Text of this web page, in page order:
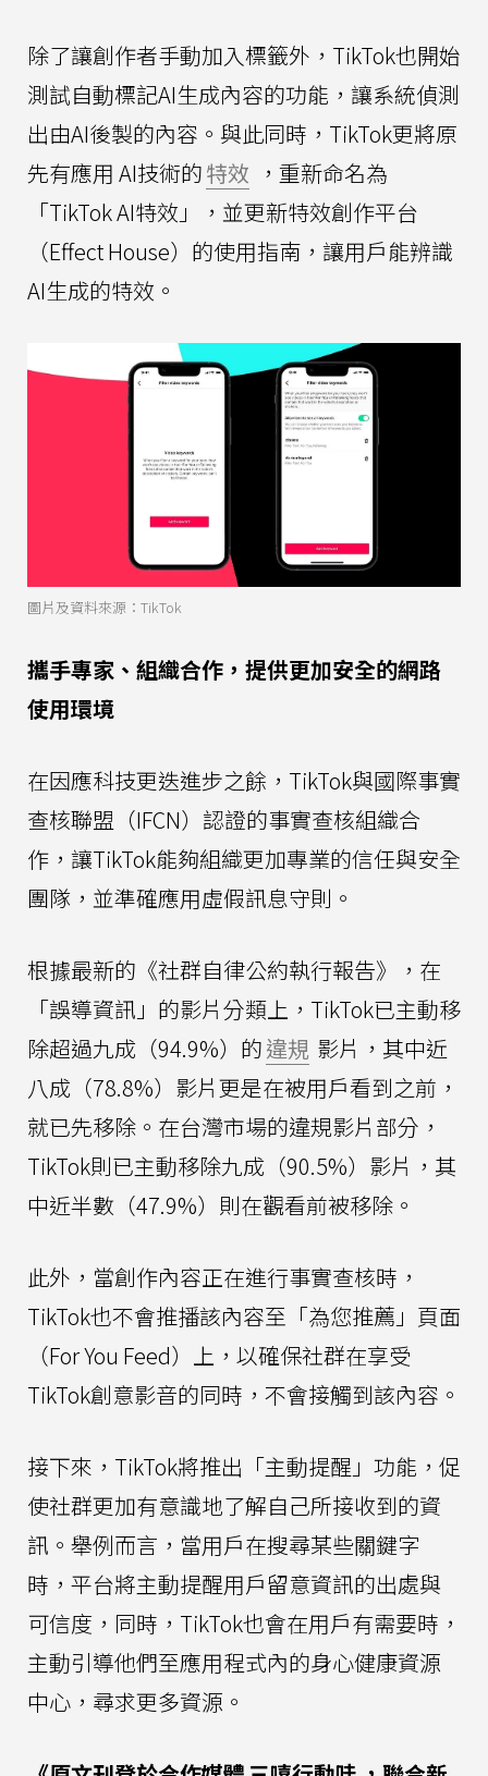
除了讓創作者手動加入標籤外，TikTok也開始
測試自動標記AI生成內容的功能，讓系統偵測
出由AI後製的內容。與此同時，TikTok更將原
先有應用 AI技術的特效 ，重新命名為
「TikTok AI特效」，並更新特效創作平台
（Effect House）的使用指南，讓用戶能辨識
AI生成的特效。
圖片及資料來源：TikTok
攜手專家、組織合作，提供更加安全的網路
使用環境
在因應科技更迭進步之餘，TikTok與國際事實
查核聯盟（IFCN）認證的事實查核組織合
作，讓TikTok能夠組織更加專業的信任與安全
團隊，並準確應用虛假訊息守則。
根據最新的《社群自律公約執行報告》，在
「誤導資訊」的影片分類上，TikTok已主動移
除超過九成（94.9%）的違規 影片，其中近
八成（78.8%）影片更是在被用戶看到之前，
就已先移除。在台灣市場的違規影片部分，
TikTok則已主動移除九成（90.5%）影片，其
中近半數（47.9%）則在觀看前被移除。
此外，當創作內容正在進行事實查核時，
TikTok也不會推播該內容至「為您推薦」頁面
（For You Feed）上，以確保社群在享受
TikTok創意影音的同時，不會接觸到該內容。
接下來，TikTok將推出「主動提醒」功能，促
使社群更加有意識地了解自己所接收到的資
訊。舉例而言，當用戶在搜尋某些關鍵字
時，平台將主動提醒用戶留意資訊的出處與
可信度，同時，TikTok也會在用戶有需要時，
主動引導他們至應用程式內的身心健康資源
中心，尋求更多資源。